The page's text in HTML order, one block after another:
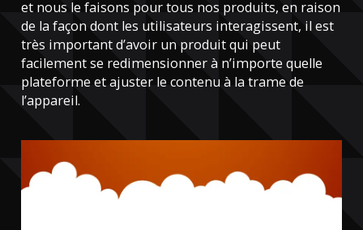
et nous le faisons pour tous nos produits, en raison
de la façon dont les utilisateurs interagissent, il est
très important d’avoir un produit qui peut
facilement se redimensionner à n’importe quelle
plateforme et ajuster le contenu à la trame de
l’appareil.